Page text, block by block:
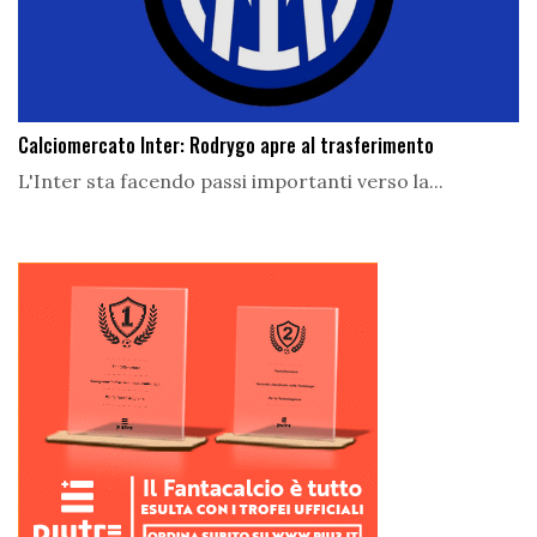
Calciomercato Inter: Rodrygo apre al trasferimento
L'Inter sta facendo passi importanti verso la...